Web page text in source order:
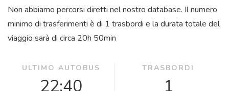
Non abbiamo percorsi diretti nel nostro database. Il numero
minimo di trasferimenti è di 1 trasbordi e la durata totale del
viaggio sarà di circa 20h 50min
ULTIMO AUTOBUS
22:40
TRASBORDI
1